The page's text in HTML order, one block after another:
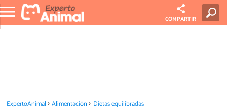
COMPARTIR
ExpertoAnimal Alimentación Dietas equilibradas